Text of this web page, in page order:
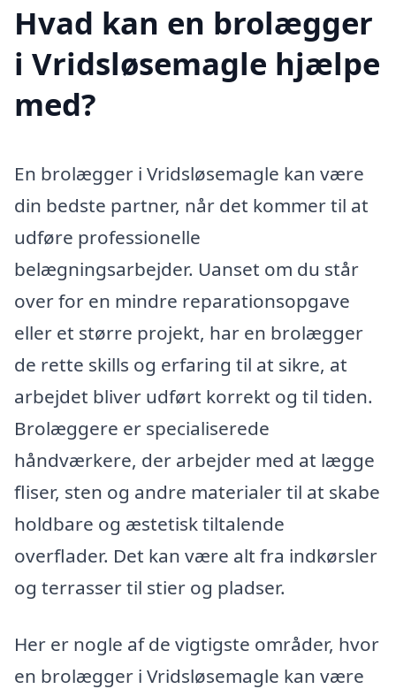
Hvad kan en brolægger
i Vridsløsemagle hjælpe
med?
En brolægger i Vridsløsemagle kan være
din bedste partner, når det kommer til at
udføre professionelle
belægningsarbejder. Uanset om du står
over for en mindre reparationsopgave
eller et større projekt, har en brolægger
de rette skills og erfaring til at sikre, at
arbejdet bliver udført korrekt og til tiden.
Brolæggere er specialiserede
håndværkere, der arbejder med at lægge
fliser, sten og andre materialer til at skabe
holdbare og æstetisk tiltalende
overflader. Det kan være alt fra indkørsler
og terrasser til stier og pladser.
Her er nogle af de vigtigste områder, hvor
en brolægger i Vridsløsemagle kan være